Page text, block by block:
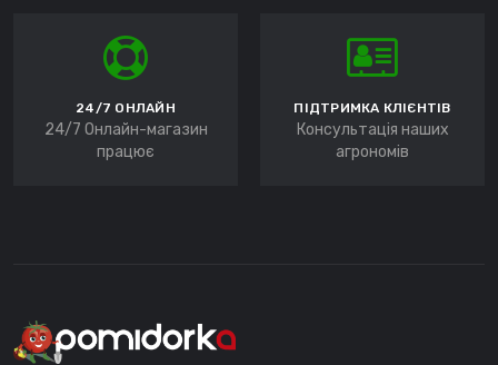
24/7 ОНЛАЙН
24/7 Онлайн-магазин
працює
ПІДТРИМКА КЛІЄНТІВ
Консультація наших
агрономів